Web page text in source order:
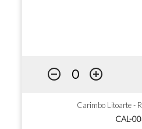
Carimbo Litoarte -
CAL-